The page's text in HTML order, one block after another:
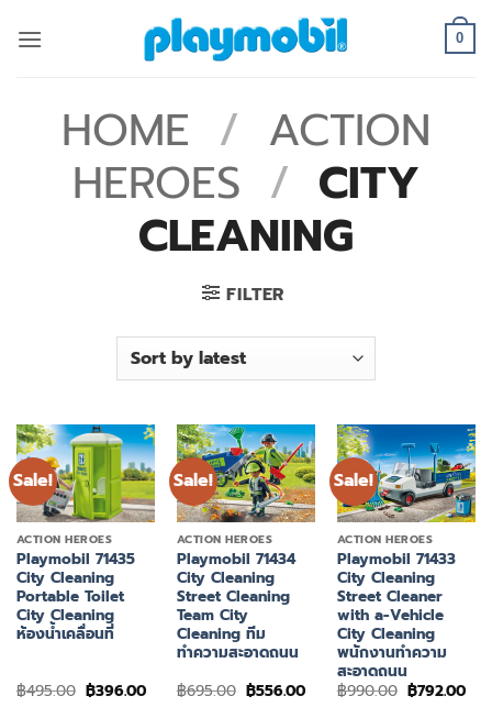
0
HOME / ACTION
HEROES / CITY
CLEANING
FILTER
Sale!
ACTION HEROES
Playmobil 71435
City Cleaning
Portable Toilet
City Cleaning
ห้องน้ำเคลื่อนที่
฿495.00 Original
price
฿396.00Current
price
Sale!
ACTION HEROES
Playmobil 71434
City Cleaning
Street Cleaning
Team City
Cleaning ทีม
ทำความสะอาดถนน
฿695.00 Original
price
฿556.00Current
price
Sale!
ACTION HEROES
Playmobil 71433
City Cleaning
Street Cleaner
with a-Vehicle
City Cleaning
พนักงานทำความ
สะอาดถนน
฿990.00 Original
price
฿792.00